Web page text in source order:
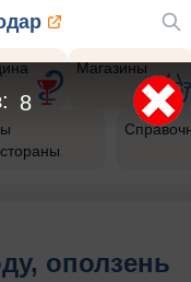
Магазины
оползень
6